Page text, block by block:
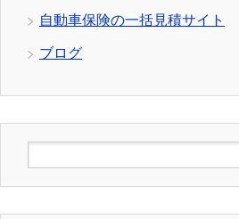
自動車保険の一括見積サイト
ブログ